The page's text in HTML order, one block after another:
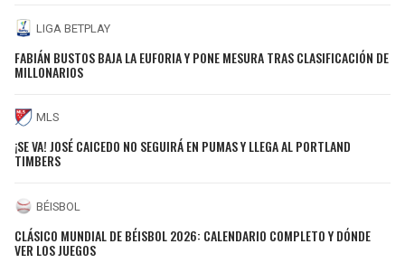
LIGA BETPLAY
FABIÁN BUSTOS BAJA LA EUFORIA Y PONE MESURA TRAS CLASIFICACIÓN DE
MILLONARIOS
MLS
¡SE VA! JOSÉ CAICEDO NO SEGUIRÁ EN PUMAS Y LLEGA AL PORTLAND
TIMBERS
BÉISBOL
CLÁSICO MUNDIAL DE BÉISBOL 2026: CALENDARIO COMPLETO Y DÓNDE
VER LOS JUEGOS